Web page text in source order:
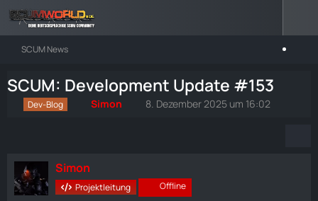
SCUM News
SCUM: Development Update #153
Dev-Blog Simon 8. Dezember 2025 um 16:02
Simon
Projektleitung Offline